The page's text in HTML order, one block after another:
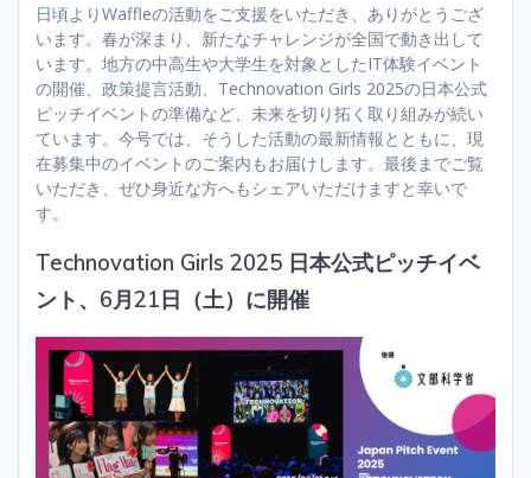
日頃よりWaffleの活動をご支援をいただき、ありがとうござ
います。春が深まり、新たなチャレンジが全国で動き出して
います。地方の中高生や大学生を対象としたIT体験イベント
の開催、政策提言活動、Technovation Girls 2025の日本公式
ピッチイベントの準備など、未来を切り拓く取り組みが続い
ています。今号では、そうした活動の最新情報とともに、現
在募集中のイベントのご案内もお届けします。最後までご覧
いただき、ぜひ身近な方へもシェアいただけますと幸いで
す。
Technovation Girls 2025 日本公式ピッチイベ
ント、6月21日（土）に開催